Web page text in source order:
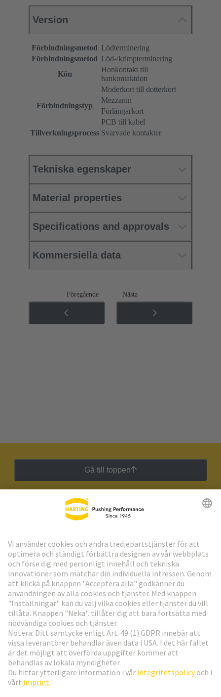
Version
Förbindningsmetod Lödterminering
Förbindningsmetod Löd-/krimpterminering
Kön
Honkontakt till
hankontaktdon
Förbindningstyp
Moderkort till dotterkort
Mezzanin
Förlängarkort
PCB till kabel
Tillverkningsprocess Svarvade kontakter
Tekniska egenskaper
Material properties
Specifications and approvals
Kommersiella data
Föregående Nästa
Gå till toppen
HARTING:s nyhetsbrev
Gå till registrering
Social Media
Sverige